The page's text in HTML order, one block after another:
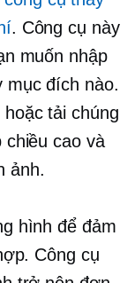
. Công cụ này
muốn nhập
mục đích nào.
tải chúng
chiều cao và
ảnh.
hình để đảm
Công cụ